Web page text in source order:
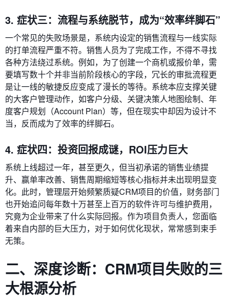
3. 症状三：流程与系统脱节，成为“效率绊脚石”
一个常见的失败场景是，系统内设定的销售流程与一线实际
的打单流程严重不符。销售人员为了完成工作，不得不寻找
各种方法绕过系统。例如，为了创建一个商机或报价单，需
要填写数十个并非当前阶段核心的字段，冗长的审批流程更
是让一线的敏捷反应变成了漫长的等待。系统本应支撑关键
的大客户管理动作，如客户分级、关键决策人地图绘制、年
度客户规划（Account Plan）等，但在现实中却因为设计不
当，反而成为了效率的绊脚石。
4. 症状四：投资回报成谜，ROI压力巨大
系统上线超过一年，甚至更久，但当初承诺的销售业绩提
升、赢单率改善、销售周期缩短等核心指标并未出现明显变
化。此时，管理层开始频繁质疑CRM项目的价值，财务部门
也开始追问每年数十万甚至上百万的软件许可与维护费用，
究竟为企业带来了什么实际回报。作为项目负责人，您面临
着来自内部的巨大压力，对于如何优化现状，常常感到束手
无策。
二、深度诊断：CRM项目失败的三
大根源分析